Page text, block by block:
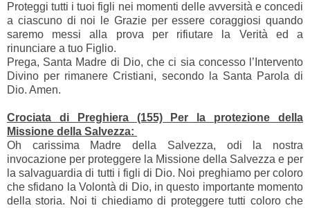
Proteggi tutti i tuoi figli nei momenti delle avversità e concedi
a ciascuno di noi le Grazie per essere coraggiosi quando
saremo messi alla prova per rifiutare la Verità ed a
rinunciare a tuo Figlio.
Prega, Santa Madre di Dio, che ci sia concesso l’Intervento
Divino per rimanere Cristiani, secondo la Santa Parola di
Dio. Amen.
Crociata di Preghiera (155) Per la protezione della
Missione della Salvezza:
Oh carissima Madre della Salvezza, odi la nostra
invocazione per proteggere la Missione della Salvezza e per
la salvaguardia di tutti i figli di Dio. Noi preghiamo per coloro
che sfidano la Volontà di Dio, in questo importante momento
della storia. Noi ti chiediamo di proteggere tutti coloro che